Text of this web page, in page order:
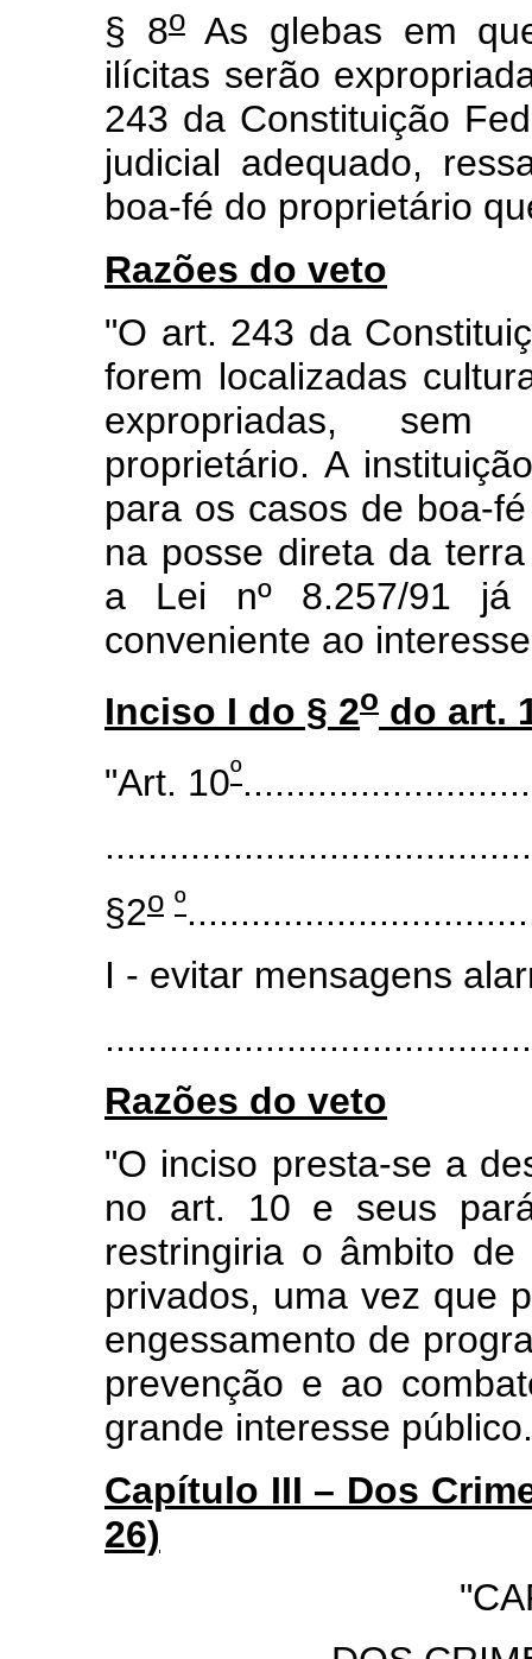
§ 8oAs glebas em
ilícitas serão
243 da Constituição
judicial adequado,
boa-fé do proprietário
Razões do veto
"O art. 243 da
forem localizadas
expropriadas, sem
proprietário. A
para os casos de boa-
na posse direta da
a Lei nº 8.257/91 já
conveniente ao
Inciso I do § 2o do art.
"Art. 10º
§2o º
I - evitar mensagens
Razões do veto
"O inciso presta-se a
no art. 10 e seus
restringiria o âmbito
privados, uma vez que
engessamento de
prevenção e ao
grande interesse
Capítulo III – Dos
26)